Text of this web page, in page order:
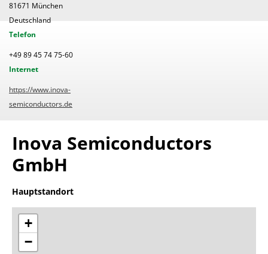
81671 München
Deutschland
Telefon
+49 89 45 74 75-60
Internet
https://www.inova-
semiconductors.de
Inova Semiconductors
GmbH
Hauptstandort
+
−